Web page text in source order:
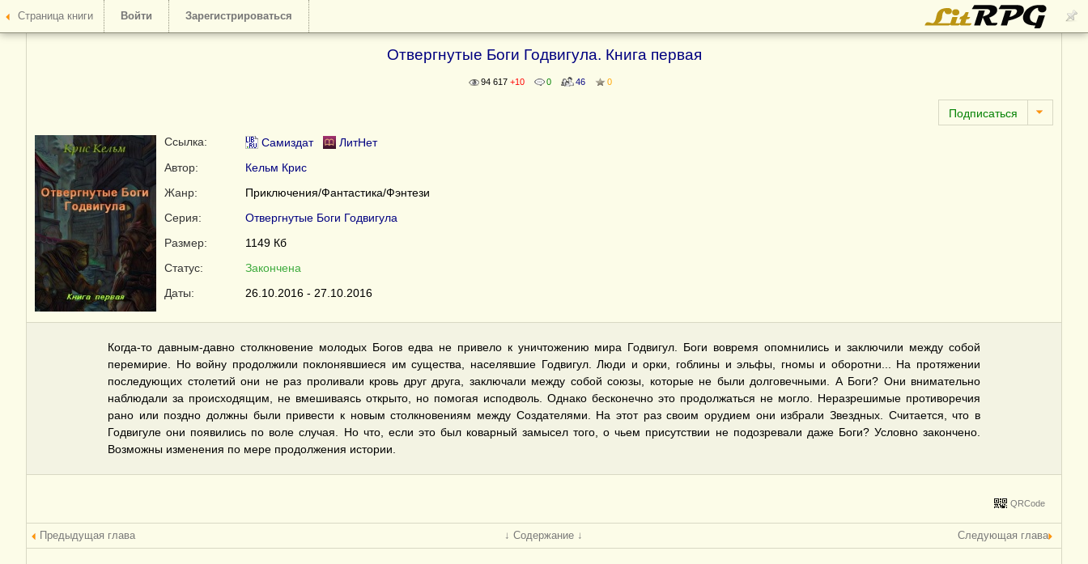
Страница книги Войти Зарегистрироваться
Отвергнутые Боги Годвигула. Книга первая
94 617 +10 0 46 0
Ссылка: Самиздат
ЛитНет
Автор:
Кельм Крис
Жанр:
Приключения/Фантастика/Фэнтези
Серия:
Отвергнутые Боги Годвигула
Размер:
1149 Кб
Статус:
Закончена
Даты:
26.10.2016 - 27.10.2016
Когда-то давным-давно столкновение молодых Богов едва не привело к уничтожению мира Годвигул. Боги вовремя опомнились и заключили между собой
перемирие. Но войну продолжили поклонявшиеся им существа, населявшие Годвигул. Люди и орки, гоблины и эльфы, гномы и оборотни... На протяжении
последующих столетий они не раз проливали кровь друг друга, заключали между собой союзы, которые не были долговечными. А Боги? Они внимательно
наблюдали за происходящим, не вмешиваясь открыто, но помогая исподволь. Однако бесконечно это продолжаться не могло. Неразрешимые противоречия
рано или поздно должны были привести к новым столкновениям между Создателями. На этот раз своим орудием они избрали Звездных. Считается, что в
Годвигуле они появились по воле случая. Но что, если это был коварный замысел того, о чьем присутствии не подозревали даже Боги? Условно закончено.
Возможны изменения по мере продолжения истории.
QRCode
Предыдущая глава ↓ Содержание ↓ Следующая глава